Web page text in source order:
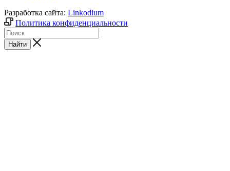
Разработка сайта: Linkodium
Политика конфиденциальности
Найти